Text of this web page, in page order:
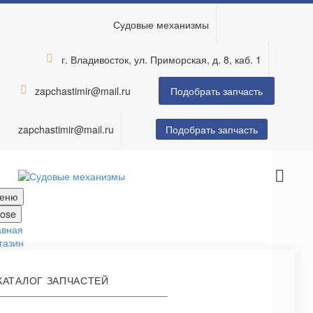
Судовые механизмы

 г. Владивосток, ул. Приморская, д. 8, каб. 1

 zapchastimir@mail.ru Подобрать запчасть
zapchastimir@mail.ru Подобрать запчасть
ЗАПЧАСТЕЙ